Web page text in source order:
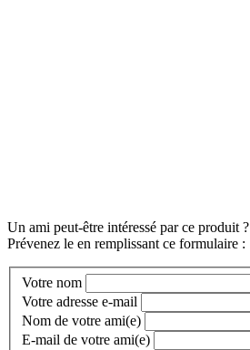
Un ami peut-être intéressé par ce produit ?
Prévenez le en remplissant ce formulaire :
Votre nom
Votre adresse e-mail
Nom de votre ami(e)
E-mail de votre ami(e)